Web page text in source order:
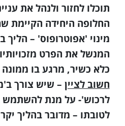
תוכלו לחזור ולנהל את
החלופה היחידה הקיימת
מינוי 'אפוטרופוס' –
המנשל את הפרט
כלא כשיר, מרגע בו
חשוב לציין – שיש צורך
לרכוש'- על מנת להשתמש
לטובתו – מדובר בהליך